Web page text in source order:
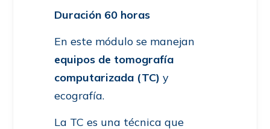
Duración 60 horas
En este módulo se manejan
equipos de tomografía
computarizada (TC) y
ecografía.
La TC es una técnica que